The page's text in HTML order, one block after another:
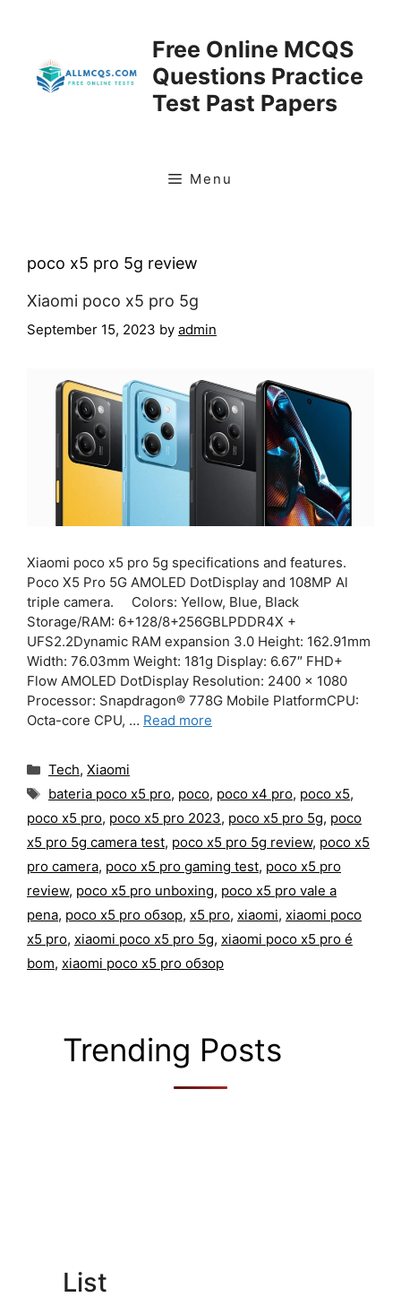
Free Online MCQS
Questions Practice
Test Past Papers
Menu
poco x5 pro 5g review
Xiaomi poco x5 pro 5g
September 15, 2023 by admin
Xiaomi poco x5 pro 5g specifications and features.
Poco X5 Pro 5G AMOLED DotDisplay and 108MP Al
triple camera. Colors: Yellow, Blue, Black
Storage/RAM: 6+128/8+256GBLPDDR4X +
UFS2.2Dynamic RAM expansion 3.0 Height: 162.91mm
Width: 76.03mm Weight: 181g Display: 6.67″ FHD+
Flow AMOLED DotDisplay Resolution: 2400 x 1080
Processor: Snapdragon® 778G Mobile PlatformCPU:
Octa-core CPU, … Read more
Categories
Tech, Xiaomi
Tags
bateria poco x5 pro, poco, poco x4 pro, poco x5,
poco x5 pro, poco x5 pro 2023, poco x5 pro 5g, poco
x5 pro 5g camera test, poco x5 pro 5g review, poco x5
pro camera, poco x5 pro gaming test, poco x5 pro
review, poco x5 pro unboxing, poco x5 pro vale a
pena, poco x5 pro обзор, x5 pro, xiaomi, xiaomi poco
x5 pro, xiaomi poco x5 pro 5g, xiaomi poco x5 pro é
bom, xiaomi poco x5 pro обзор
Trending Posts
List